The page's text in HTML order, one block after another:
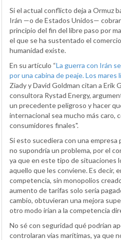
Si el actual conflicto deja a Ormuz
Irán —o de Estados Unidos—
principio del fin del libre paso por
el que se ha sustentado el
humanidad existe.
En su artículo “La guerra con Irán
por una cabina de peaje. Los
Ziady y David Goldman citan a Erik
consultora Rystad Energy,
un precedente peligroso y hacer
internacional sea mucho más caro,
consumidores finales".
Si esto sucediera con una empresa
no supondría un problema, por el
ya que en este tipo de situaciones
aquello que les conviene. Es decir,
competencia, sin monopolios
aumento de tarifas solo sería
cambio, obtuvieran una mejora
otro modo irían a la competencia
No sé con seguridad qué podrían
controlaran vías marítimas, ya que